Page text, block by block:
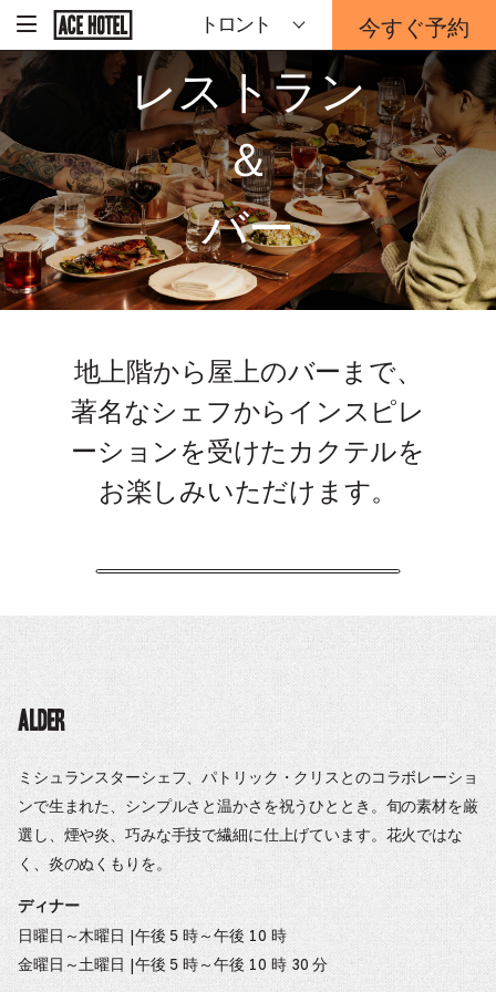
ホ
ム
ペ
ー
ジ
に
戻
る
トロント 今すぐ予約
-
予
約
フ
ォ
ー
ム
は
こ
ち
ら
か
ら
レストラン
＆
バー
地上階から屋上のバーまで、
著名なシェフからインスピレ
ーションを受けたカクテルを
お楽しみいただけます。
Alder
ミシュランスターシェフ、パトリック・クリスとのコラボレーショ
ンで生まれた、シンプルさと温かさを祝うひととき。旬の素材を厳
選し、煙や炎、巧みな手技で繊細に仕上げています。花火ではな
く、炎のぬくもりを。
ディナー
日曜日～木曜日 |午後 5 時～午後 10 時
金曜日～土曜日 |午後 5 時～午後 10 時 30 分